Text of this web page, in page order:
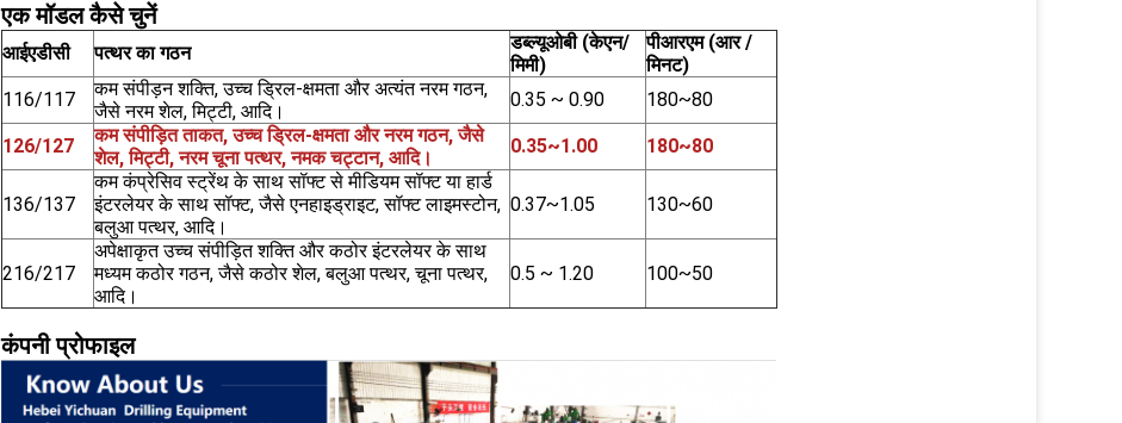
एक मॉडल कैसे चुनें
आईएडीसी पत्थर का गठन
डब्ल्यूओबी (केएन/
मिमी)
पीआरएम (आर /
मिनट)
116/117
कम संपीड़न शक्ति, उच्च ड्रिल-क्षमता और अत्यंत नरम गठन,
जैसे नरम शेल, मिट्टी, आदि।
0.35 ~ 0.90 180~80
126/127
कम संपीड़ित ताकत, उच्च ड्रिल-क्षमता और नरम गठन, जैसे
शेल, मिट्टी, नरम चूना पत्थर, नमक चट्टान, आदि।
0.35~1.00 180~80
136/137
कम कंप्रेसिव स्ट्रेंथ के साथ सॉफ्ट से मीडियम सॉफ्ट या हार्ड
इंटरलेयर के साथ सॉफ्ट, जैसे एनहाइड्राइट, सॉफ्ट लाइमस्टोन,
बलुआ पत्थर, आदि।
0.37~1.05 130~60
216/217
अपेक्षाकृत उच्च संपीड़ित शक्ति और कठोर इंटरलेयर के साथ
मध्यम कठोर गठन, जैसे कठोर शेल, बलुआ पत्थर, चूना पत्थर,
आदि।
0.5 ~ 1.20 100~50
कंपनी प्रोफाइल